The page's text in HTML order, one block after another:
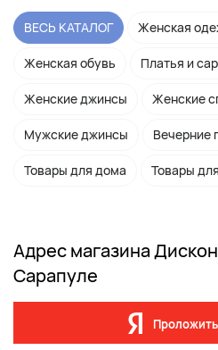
ВЕСЬ КАТАЛОГ Женская
Женская обувь Платья и
Женские джинсы Женские
Мужские джинсы Вечерние
Товары для дома Товары
Адрес магазина
Сарапуле